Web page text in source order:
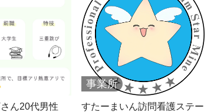
さん20代男性
事業所
すたーまいん訪問看護ステー